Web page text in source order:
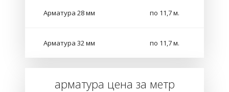
Арматура 28 мм по 11,7 м.
Арматура 32 мм по 11,7 м.
арматура цена за метр